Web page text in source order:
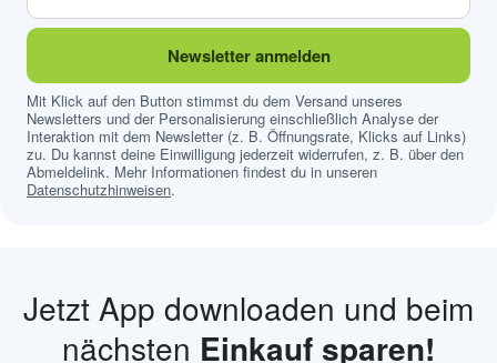
Newsletter anmelden
Mit Klick auf den Button stimmst du dem Versand unseres
Newsletters und der Personalisierung einschließlich Analyse der
Interaktion mit dem Newsletter (z. B. Öffnungsrate, Klicks auf Links)
zu. Du kannst deine Einwilligung jederzeit widerrufen, z. B. über den
Abmeldelink. Mehr Informationen findest du in unseren
Datenschutzhinweisen.
Jetzt App downloaden und beim
nächsten Einkauf sparen!